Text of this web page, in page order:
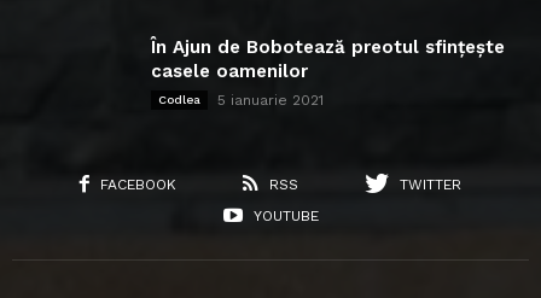
În Ajun de Bobotează preotul sfințește
casele oamenilor
Codlea 5 ianuarie 2021
FACEBOOK RSS
TWITTER
YOUTUBE